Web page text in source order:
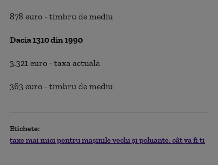
878 euro - timbru de mediu
Dacia 1310 din 1990
3.321 euro - taxa actuală
363 euro - timbru de mediu
Etichete:
taxe mai mici pentru mașinile vechi și poluante. cât va fi ti